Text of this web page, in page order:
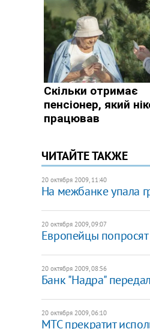
ЧИТАЙТЕ ТАКЖЕ
20 октября 2009, 11:40
На межбанке упала
20 октября 2009, 09:07
Европейцы
20 октября 2009, 08:56
Банк "Надра"
20 октября 2009, 06:10
МТС прекратит